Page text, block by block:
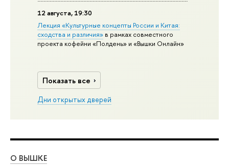
12 августа, 19:30
Лекция «Культурные концепты России и Китая:
сходства и различия» в рамках совместного
проекта кофейни «Полдень» и «Вышки Онлайн»
Показать все
Дни открытых дверей
О ВЫШКЕ